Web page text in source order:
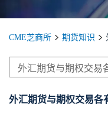
CME芝商所 期货知识
外汇期货与期权交易各